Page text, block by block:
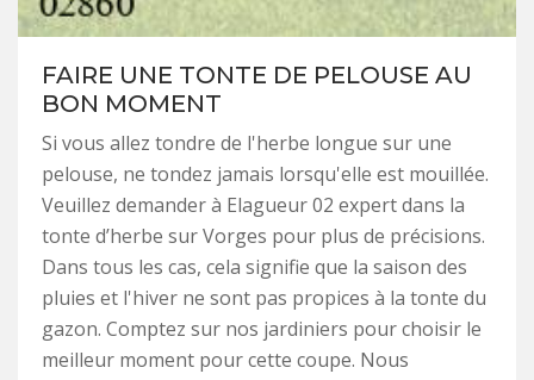
FAIRE UNE TONTE DE PELOUSE AU
BON MOMENT
Si vous allez tondre de l'herbe longue sur une
pelouse, ne tondez jamais lorsqu'elle est mouillée.
Veuillez demander à Elagueur 02 expert dans la
tonte d’herbe sur Vorges pour plus de précisions.
Dans tous les cas, cela signifie que la saison des
pluies et l'hiver ne sont pas propices à la tonte du
gazon. Comptez sur nos jardiniers pour choisir le
meilleur moment pour cette coupe. Nous